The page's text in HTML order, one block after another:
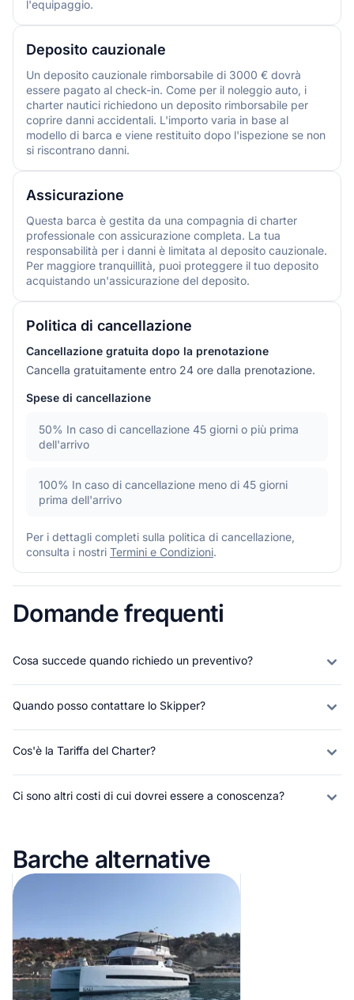
l'equipaggio.
Deposito cauzionale
Un deposito cauzionale rimborsabile di 3000 € dovrà
essere pagato al check-in. Come per il noleggio auto, i
charter nautici richiedono un deposito rimborsabile per
coprire danni accidentali. L'importo varia in base al
modello di barca e viene restituito dopo l'ispezione se non
si riscontrano danni.
Assicurazione
Questa barca è gestita da una compagnia di charter
professionale con assicurazione completa. La tua
responsabilità per i danni è limitata al deposito cauzionale.
Per maggiore tranquillità, puoi proteggere il tuo deposito
acquistando un'assicurazione del deposito.
Politica di cancellazione
Cancellazione gratuita dopo la prenotazione
Cancella gratuitamente entro 24 ore dalla prenotazione.
Spese di cancellazione
50% In caso di cancellazione 45 giorni o più prima
dell'arrivo
100% In caso di cancellazione meno di 45 giorni
prima dell'arrivo
Per i dettagli completi sulla politica di cancellazione,
consulta i nostri Termini e Condizioni.
Domande frequenti
Cosa succede quando richiedo un preventivo?
Quando posso contattare lo Skipper?
Cos'è la Tariffa del Charter?
Ci sono altri costi di cui dovrei essere a conoscenza?
Barche alternative